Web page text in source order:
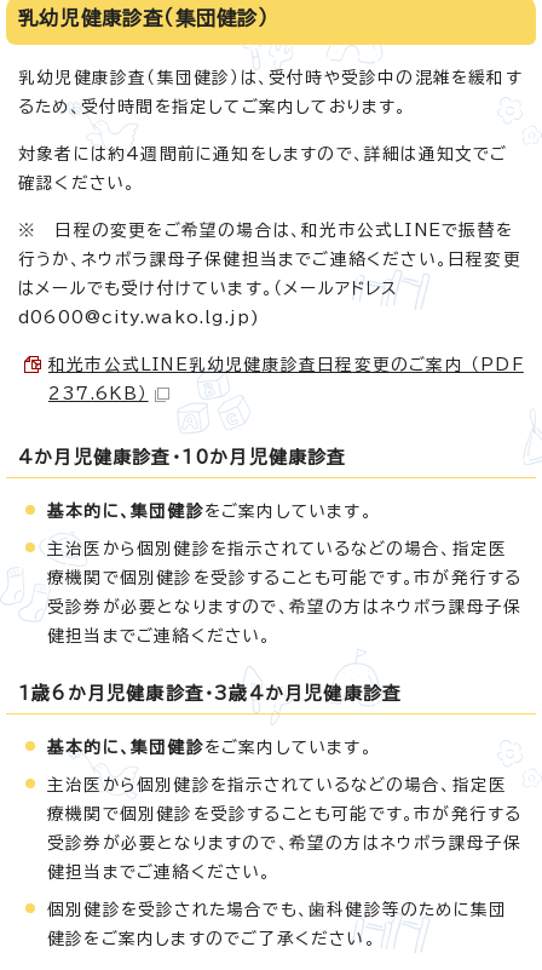
乳幼児健康診査（集団健診）
乳幼児健康診査（集団健診）は、受付時や受診中の混雑を緩和す
るため、受付時間を指定してご案内しております。
対象者には約4週間前に通知をしますので、詳細は通知文でご
確認ください。
※ 日程の変更をご希望の場合は、和光市公式LINEで振替を
行うか、ネウボラ課母子保健担当までご連絡ください。日程変更
はメールでも受け付けています。（メールアドレス
d0600@city.wako.lg.jp)
和光市公式LINE乳幼児健康診査日程変更のご案内 （PDF
237.6KB）
4か月児健康診査・10か月児健康診査
基本的に、集団健診をご案内しています。
主治医から個別健診を指示されているなどの場合、指定医
療機関で個別健診を受診することも可能です。市が発行する
受診券が必要となりますので、希望の方はネウボラ課母子保
健担当までご連絡ください。
1歳6か月児健康診査・3歳4か月児健康診査
基本的に、集団健診をご案内しています。
主治医から個別健診を指示されているなどの場合、指定医
療機関で個別健診を受診することも可能です。市が発行する
受診券が必要となりますので、希望の方はネウボラ課母子保
健担当までご連絡ください。
個別健診を受診された場合でも、歯科健診等のために集団
健診をご案内しますのでご了承ください。